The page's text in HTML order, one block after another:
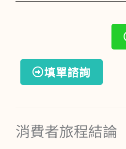
填單諮詢
消費者旅程結論